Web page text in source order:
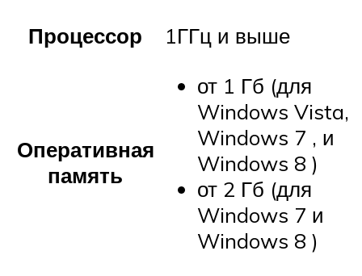
Процессор
1ГГц и выше
Оперативная
память
от 1 Гб (для
Windows Vista,
Windows 7 , и
Windows 8 )
от 2 Гб (для
Windows 7 и
Windows 8 )